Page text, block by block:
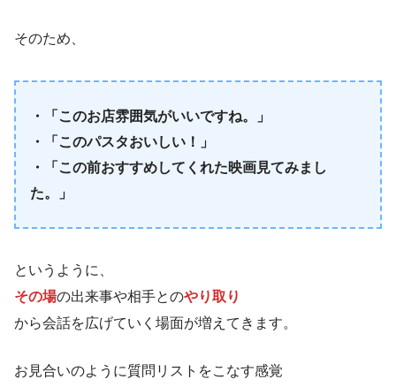
そのため、
・「このお店雰囲気がいいですね。」
・「このパスタおいしい！」
・「この前おすすめしてくれた映画見てみまし
た。」
というように、
その場の出来事や相手とのやり取り
から会話を広げていく場面が増えてきます。
お見合いのように質問リストをこなす感覚